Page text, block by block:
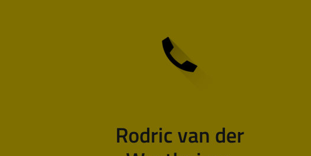
Rodric van der